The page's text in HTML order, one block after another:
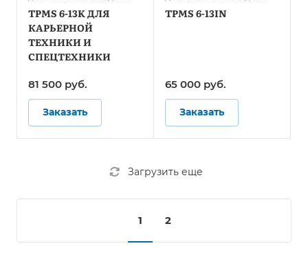
карьерной техники и
спецтранспорта
TPMS 6-13K ДЛЯ
КАРЬЕРНОЙ
ТЕХНИКИ И
СПЕЦТЕХНИКИ
81 500 руб.
Заказать
грузового транспорта/
TPMS 6-13IN
65 000 руб.
Заказать
Загрузить еще
1 2